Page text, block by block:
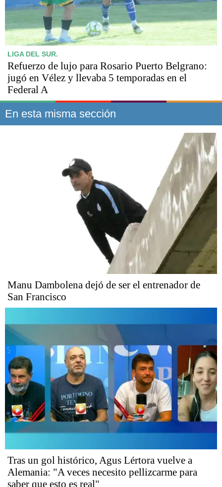
LIGA DEL SUR.
Refuerzo de lujo para Rosario Puerto Belgrano:
jugó en Vélez y llevaba 5 temporadas en el
Federal A
En esta misma sección
Manu Dambolena dejó de ser el entrenador de
San Francisco
Tras un gol histórico, Agus Lértora vuelve a
Alemania: "A veces necesito pellizcarme para
saber que esto es real"